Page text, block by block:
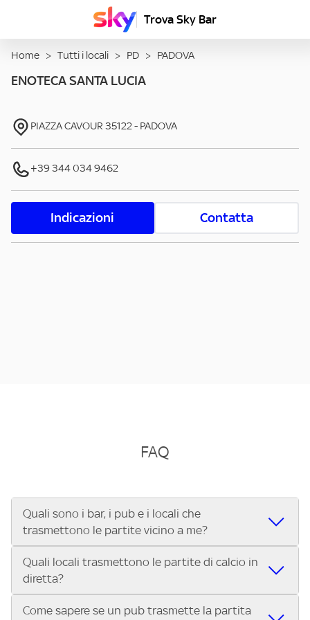
Trova Sky Bar
Home > Tutti i locali > PD > PADOVA
ENOTECA SANTA LUCIA
PIAZZA CAVOUR 35122- PADOVA
+39 344 034 9462
Indicazioni Contatta
FAQ
Quali sono i bar, i pub e i locali che
trasmettono le partite vicino a me?
Se cerchi un bar, pub, ristorante o locale vicino a te per
vedere le partite di Serie A ENILIVE, la Serie C Sky Wifi, la
UEFA Champions League, la UEFA Europa League, la UEFA
Conference League, il Tennis, la Formula 1®, la MotoGP™ e
Quali locali trasmettono le partite di calcio in
diretta?
Vuoi sapere quali bar, pub o ristoranti mostrano le partite
Come sapere se un pub trasmette la partita